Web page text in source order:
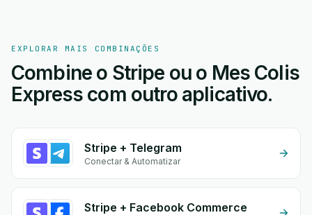
EXPLORAR MAIS COMBINAÇÕES
Combine o Stripe ou o Mes Colis
Express com outro aplicativo.
Stripe + Telegram
Conectar & Automatizar
Stripe + Facebook Commerce